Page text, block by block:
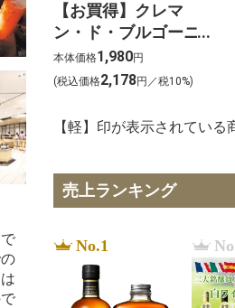
【お買得】クレマ
ン・ド・ブルゴーニ
ュ ロゼ 750ml ス
パークリングワイン
本体価格1,980円
(税込価格2,178円／税10%)
【軽】印が表示されてい
売上ランキング
No.1